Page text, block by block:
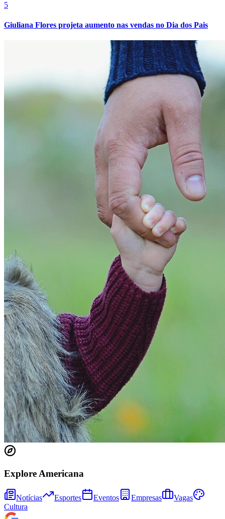
Juventude
5
Giuliana Flores projeta aumento nas vendas no Dia dos Pais
Explore Americana
Notícias Esportes Eventos Empresas
Vagas
Cultura